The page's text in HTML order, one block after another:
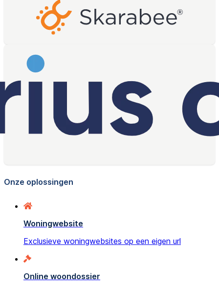
Onze oplossingen
Woningwebsite
Exclusieve woningwebsites op een eigen url
Online woondossier